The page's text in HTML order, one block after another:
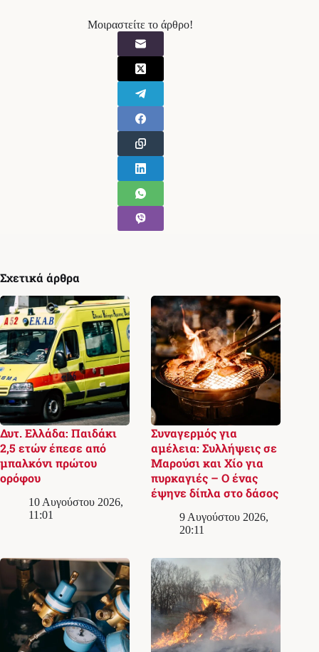
Μοιραστείτε το άρθρο!
Σχετικά άρθρα
Δυτ. Ελλάδα: Παιδάκι
2,5 ετών έπεσε από
μπαλκόνι πρώτου
ορόφου
10 Αυγούστου 2026,
11:01
Συναγερμός για
αμέλεια: Συλλήψεις σε
Μαρούσι και Χίο για
πυρκαγιές – Ο ένας
έψηνε δίπλα στο δάσος
9 Αυγούστου 2026,
20:11